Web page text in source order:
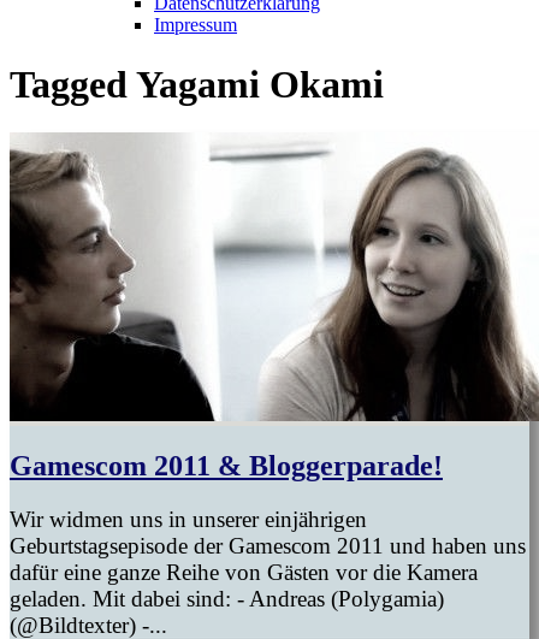
Impressum
Tagged Yagami Okami
Gamescom 2011 & Bloggerparade!
Wir widmen uns in unserer einjährigen
Geburtstagsepisode der Gamescom 2011 und haben uns
dafür eine ganze Reihe von Gästen vor die Kamera
geladen. Mit dabei sind: - Andreas (Polygamia)
(@Bildtexter) -...